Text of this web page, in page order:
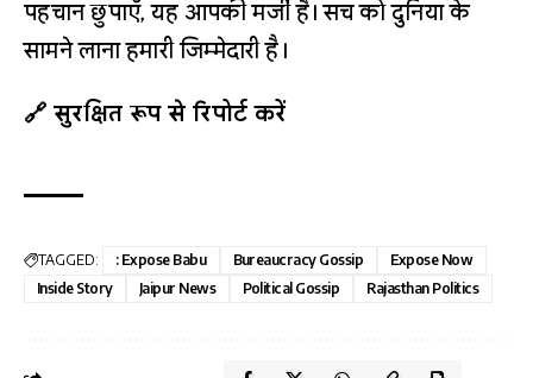
पहचान छुपाएँ, यह आपकी मर्जी है। सच को दुनिया के
सामने लाना हमारी जिम्मेदारी है।
🔗 सुरक्षित रूप से रिपोर्ट करें
TAGGED: : Expose Babu Bureaucracy Gossip
Expose Now
Inside Story
Jaipur News Political Gossip Rajasthan Politics